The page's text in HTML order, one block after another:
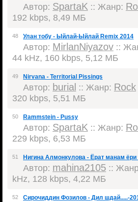
Автор: SpartaK :: Жанр:
192 kbps, 8,49 МБ
48 Улан тобу - Ыйлай-Ыйлай Remix 2014
Автор: MirlanNiyazov ::
44 kHz, 160 kbps, 5,12 МБ
49 Nirvana - Territorial Pissings
Автор: burial :: Жанр: Rock
320 kbps, 5,51 МБ
50 Rammstein - Pussy
Автор: SpartaK :: Жанр:
229 kbps, 6,53 МБ
51 Нигина Алмонкулова - Ёрат манам
Автор: mahina2105 ::
kHz, 128 kbps, 4,22 МБ
52 Сирочиддин Фозилов - Дил шдай.....-